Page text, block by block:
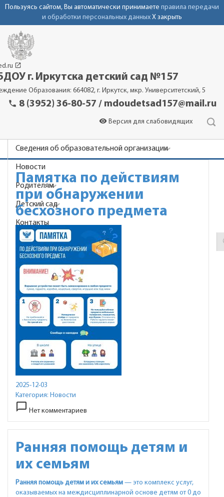
Пользуясь сайтом, Вы автоматически принимаете правила передачи
и обработки персональных данных X закрыть
launch
г. Иркутска детский сад №157
Образования: 664082, г. Иркутск, мкр. Университетский, 5
phone 8 (3952) 36-80-57 / mdoudetsad157@mail.ru
visibility Версия для слабовидящих
Сведения об образовательной организации
Новости
Родителям
Детский сад
Контакты
Памятка по действиям
при обнаружении
бесхозного предмета
2025-12-03
Категория: Новости
chat_bubble_outline Нет комментариев
Ранняя помощь детям и
их семьям
Ранняя помощь детям и их семьям — это комплекс услуг,
оказываемых на междисциплинарной основе детям от 0 до